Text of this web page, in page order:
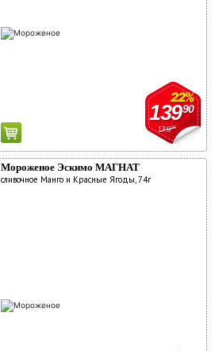
17990
22%
13990
Мороженое Эскимо МАГНАТ
сливочное Манго и Красные Ягоды, 74г